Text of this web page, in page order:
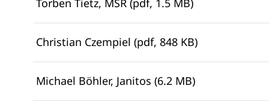
Torben Tietz, MSR (pdf, 1.5 MB)
Christian Czempiel (pdf, 848 KB)
Michael Böhler, Janitos (6.2 MB)